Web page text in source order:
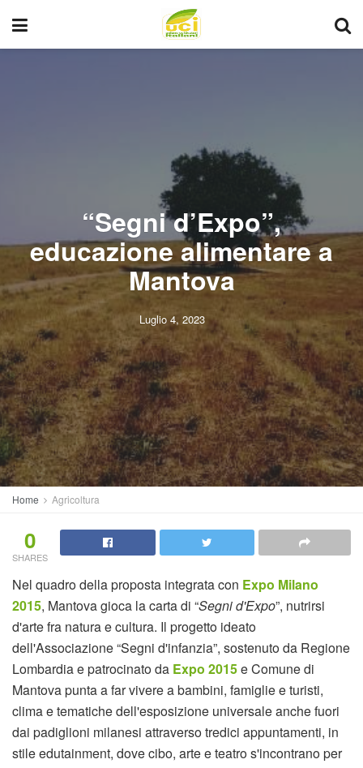
“Segni d’Expo”,
educazione alimentare a
Mantova
Luglio 4, 2023
Home Agricoltura
0
SHARES
Nel quadro della proposta integrata con Expo Milano
2015, Mantova gioca la carta di “Segni d'Expo”, nutrirsi
d'arte fra natura e cultura. Il progetto ideato
dell'Associazione “Segni d'infanzia”, sostenuto da Regione
Lombardia e patrocinato da Expo 2015e Comune di
Mantova punta a far vivere a bambini, famiglie e turisti,
clima e tematiche dell'esposizione universale anche fuori
dai padiglioni milanesi attraverso tredici appuntamenti, in
stile edutainment, dove cibo, arte e teatro s'incontrano per